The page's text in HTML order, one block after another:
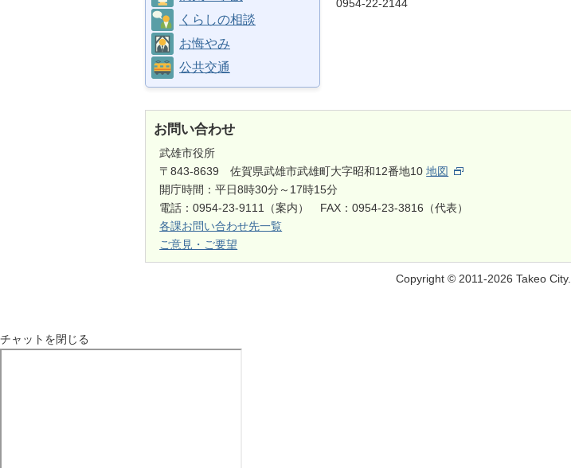
くらしの相談
お悔やみ
公共交通
0954-22-2144
お問い合わせ
武雄市役所
〒843-8639 佐賀県武雄市武雄町大字昭和12番地10地図
開庁時間：平日8時30分～17時15分
電話：0954-23-9111（案内） FAX：0954-23-3816（代表）
各課お問い合わせ先一覧
ご意見・ご要望
Copyright © 2011-2026 Takeo City.
チャットを閉じる